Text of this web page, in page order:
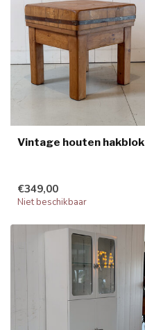
Vintage houten hakblok
€349,00
Niet beschikbaar